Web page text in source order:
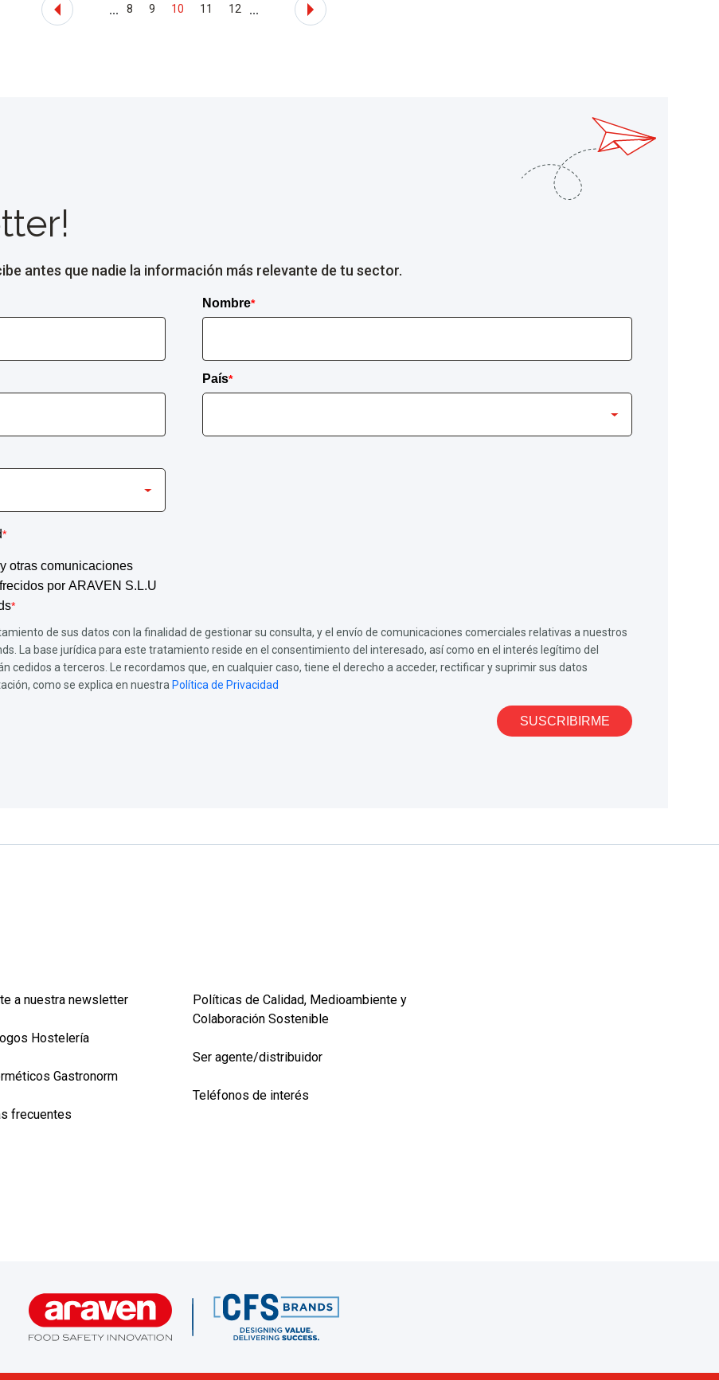
... 8 9 10 11 12 ...
antes que nadie la información más relevante de tu sector.
Nombre*
País*
*
otras comunicaciones
por ARAVEN S.L.U
*
de sus datos con la finalidad de gestionar su consulta, y el envío de comunicaciones comerciales relativas a nuestros
La base jurídica para este tratamiento reside en el consentimiento del interesado, así como en el interés legítimo del
cedidos a terceros. Le recordamos que, en cualquier caso, tiene el derecho a acceder, rectificar y suprimir sus datos
como se explica en nuestra Política de Privacidad
SUSCRIBIRME
a nuestra newsletter
Hostelería
Gastronorm
frecuentes
Políticas de Calidad, Medioambiente y
Colaboración Sostenible
Ser agente/distribuidor
Teléfonos de interés